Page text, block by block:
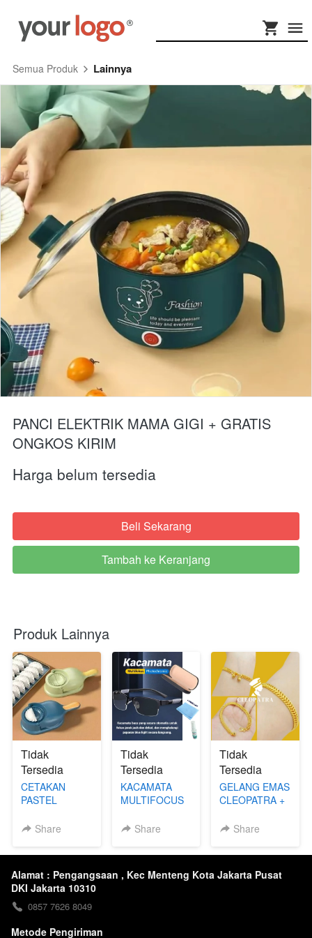
Semua Produk Lainnya
PANCI ELEKTRIK MAMA GIGI + GRATIS
ONGKOS KIRIM
Harga belum tersedia
`Beli Sekarang
`
Tambah ke Keranjang
Produk Lainnya
Tidak
Tersedia
CETAKAN
PASTEL
POTONGAN
Share
Tidak
Tersedia
KACAMATA
MULTIFOCUS
(PAKET
Share
Tidak
Tersedia
GELANG EMAS
CLEOPATRA +
EMASShare
Alamat : Pengangsaan , Kec Menteng Kota Jakarta Pusat
DKI Jakarta 10310
0857 7626 8049
Metode Pengiriman